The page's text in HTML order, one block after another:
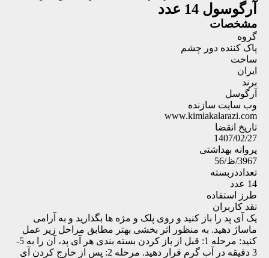
آرگوسول 14 عدد
مشخصات
گروه
پاک کننده دور چشم
ساخت
ایران
برند
آرگوسل
وب سایت سازنده
www.kimiakalarazi.com
تاریخ انقضا
1407/02/27
پروانه بهداشتی
3967/ظ/56
تعداددربسته
14 عدد
طرز استفاده
نقد کاربران
یک آی پد را باز کنید و روی پلک و مژه ها بگذارید و به آرامی
ماساژ دهید. به منظور اثر بخشی بهتر مطابق مراحل زیر عمل
کنید: مرحله 1: قبل از باز کردن بسته بندی هر آی پد، آن را به 5-
3 دقیقه در آب گرم قرار دهید. مرحله 2: پس از خارج کردن آی